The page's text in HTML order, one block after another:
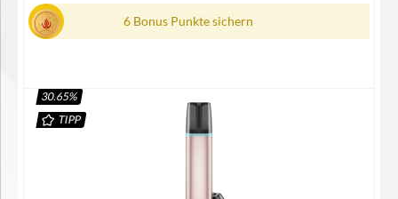
6 Bonus Punkte sichern
In den Warenkorb
30.65%
TIPP